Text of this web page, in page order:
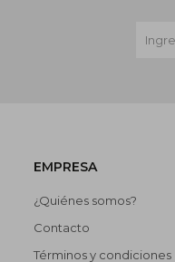
EMPRESA
¿Quiénes somos?
Contacto
Términos y condiciones